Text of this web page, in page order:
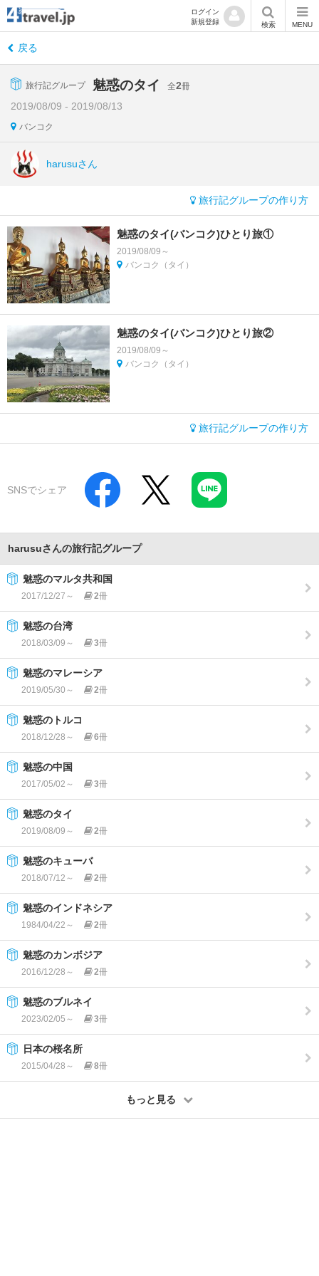
ログイン
新規登録
検索 MENU
戻る
旅行記グループ 魅惑のタイ 全2冊
2019/08/09 - 2019/08/13
バンコク
harusuさん
旅行記グループの作り方
魅惑のタイ(バンコク)ひとり旅①
2019/08/09～
バンコク（タイ）
魅惑のタイ(バンコク)ひとり旅②
2019/08/09～
バンコク（タイ）
旅行記グループの作り方
SNSでシェア
harusuさんの旅行記グループ
魅惑のマルタ共和国
2017/12/27～ 2冊
魅惑の台湾
2018/03/09～ 3冊
魅惑のマレーシア
2019/05/30～ 2冊
魅惑のトルコ
2018/12/28～ 6冊
魅惑の中国
2017/05/02～ 3冊
魅惑のタイ
2019/08/09～ 2冊
魅惑のキューバ
2018/07/12～ 2冊
魅惑のインドネシア
1984/04/22～ 2冊
魅惑のカンボジア
2016/12/28～ 2冊
魅惑のブルネイ
2023/02/05～ 3冊
日本の桜名所
2015/04/28～ 8冊
もっと見る